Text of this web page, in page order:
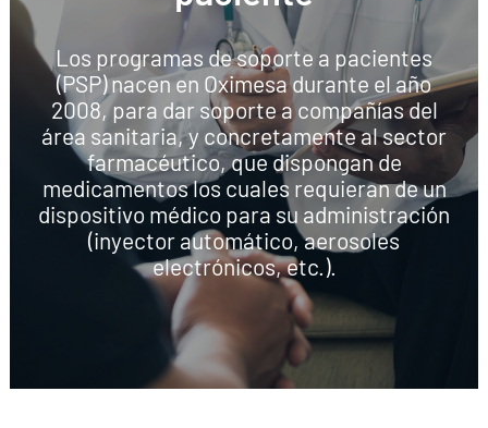
Los programas de soporte a pacientes
(PSP) nacen en Oximesa durante el año
2008, para dar soporte a compañías del
área sanitaria, y concretamente al sector
farmacéutico, que dispongan de
medicamentos los cuales requieran de un
dispositivo médico para su administración
(inyector automático, aerosoles
electrónicos, etc.).